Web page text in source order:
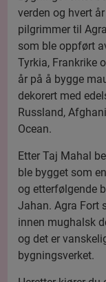
verden og hvert
pilgrimmer til
som ble oppført
Tyrkia, Frankrike
år på å bygge
dekorert med
Russland,
Ocean.
Etter Taj Mahal
ble bygget som
og etterfølgende
Jahan. Agra Fort
innen mughalsk
og det er
bygningsverket.